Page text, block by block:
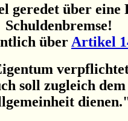
geredet über eine
Schuldenbremse!
über Artikel
soll zugleich